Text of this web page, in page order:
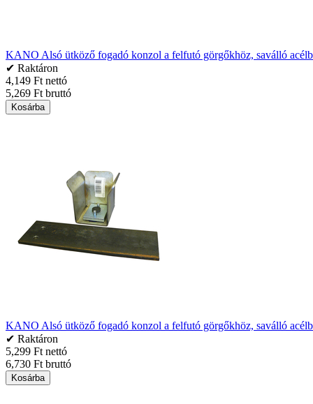
KANO Alsó ütköző fogadó konzol a felfutó görgőkhöz, saválló
✔ Raktáron
4,149 Ft nettó
5,269 Ft bruttó
Kosárba
KANO Alsó ütköző fogadó konzol a felfutó görgőkhöz, saválló
✔ Raktáron
5,299 Ft nettó
6,730 Ft bruttó
Kosárba